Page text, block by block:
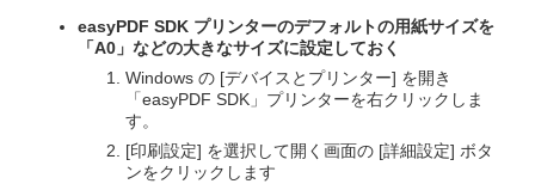
easyPDF SDK プリンターのデフォルトの用紙サイズを
「A0」などの大きなサイズに設定しておく
Windows の [デバイスとプリンター] を開き
「easyPDF SDK」プリンターを右クリックしま
す。
[印刷設定] を選択して開く画面の [詳細設定] ボタ
ンをクリックします